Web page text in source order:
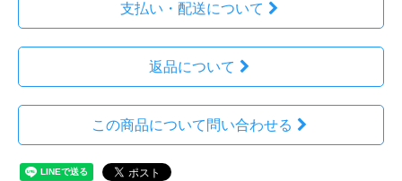
支払い・配送について
返品について
この商品について問い合わせる